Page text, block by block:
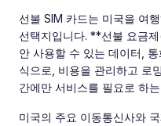
선불 SIM 카드는 미국을 여
선택지입니다. **선불 요금
안 사용할 수 있는 데이터,
식으로, 비용을 관리하고 로
간에만 서비스를 필요로 하
미국의 주요 이동통신사와